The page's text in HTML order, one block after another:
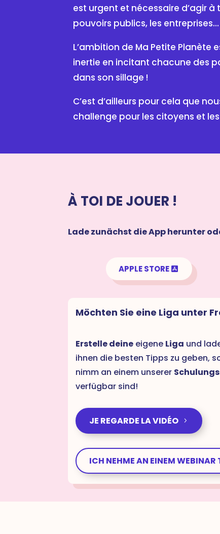
est urgent et nécessaire d’agir à
pouvoirs publics, les entreprises…
L’ambition de Ma Petite
inertie en incitant chacune des
dans son sillage !
C’est d’ailleurs pour cela que
challenge pour les citoyens et
À TOI DE JOUER !
Lade zunächst die App herunter
APPLE STORE
Möchten Sie eine Liga unter
Erstelle deine eigene Liga und
ihnen die besten Tipps zu geben,
nimm an einem unserer
verfügbar sind!
JE REGARDE LA VIDÉO
ICH NEHME AN EINEM WEBINAR